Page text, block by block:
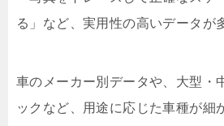
る」など、実用性の高いデータが
車のメーカー別データや、大型・
ックなど、用途に応じた車種が細